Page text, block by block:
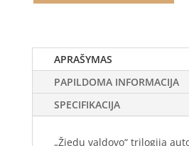
APRAŠYMAS
PAPILDOMA INFORMACIJA
SPECIFIKACIJA
„Žiedų valdovo“ trilogiją